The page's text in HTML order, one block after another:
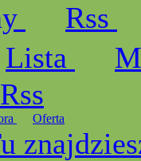
Rss
Lista
Rss
Oferta